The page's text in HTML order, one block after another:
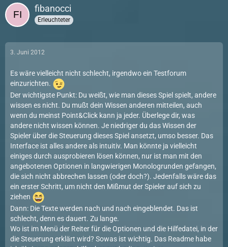
fibanocci
Erleuchteter
3. Juni 2012
Es wäre vielleicht nicht schlecht, irgendwo ein Testforum
einzurichten.
Der wichtigste Punkt: Du weißt, wie man dieses Spiel spielt, andere
wissen es nicht. Du mußt dein Wissen anderen mitteilen, auch
wenn du meinst Point&Click kann ja jeder. Überlege dir, was
andere nicht wissen können. Je niedriger du das Wissen der
Spieler über die Steuerung dieses Spiel ansetzt, umso besser. Das
Interface ist alles andere als intuitiv. Man könnte ja vielleicht
einiges durch ausprobieren lösen können, nur ist man mit den
angebotenen Optionen in langwierigen Monologrunden gefangen,
die sich nicht abbrechen lassen (oder doch?). Jedenfalls wäre das
ein erster Schritt, um nicht den Mißmut der Spieler auf sich zu
ziehen
Dann: Die Texte werden nach und nach eingeblendet. Das ist
schlecht, denn es dauert. Zu lange.
Wo ist im Menü der Reiter für die Optionen und die Hilfedatei, in der
die Steuerung erklärt wird? Sowas ist wichtig. Das Readme habe